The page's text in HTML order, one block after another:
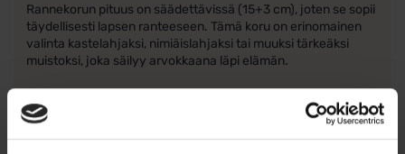
Rannekorun pituus on säädettävissä (15+3 cm), joten se sopii
täydellisesti lapsen ranteeseen. Tämä koru on erinomainen
valinta kastelahjaksi, nimiäislahjaksi tai muuksi tärkeäksi
muistoksi, joka säilyy arvokkaana läpi elämän.